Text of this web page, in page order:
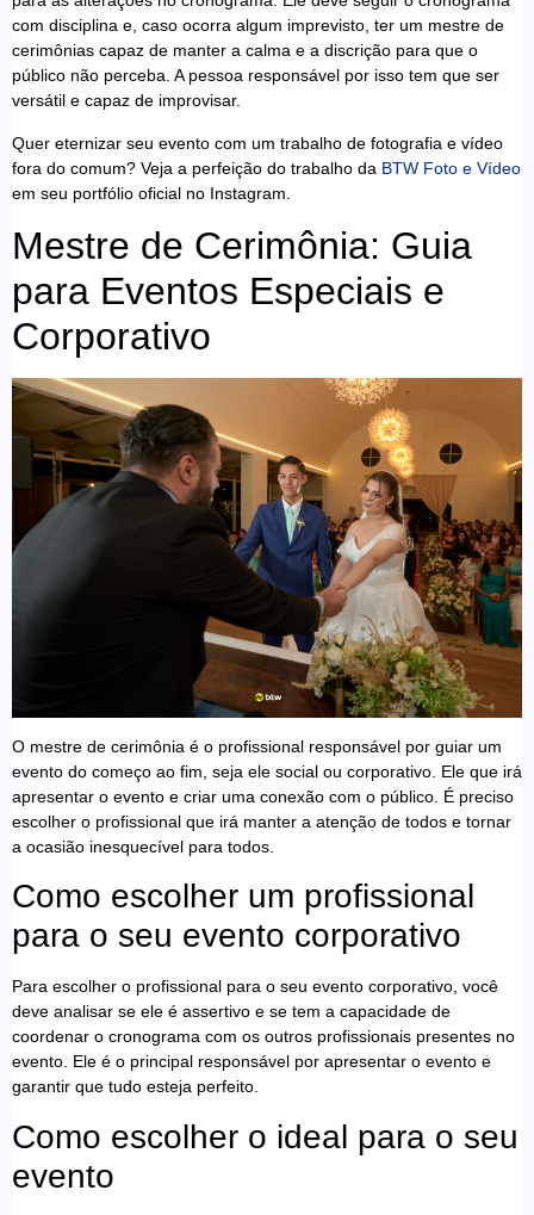
com disciplina e, caso ocorra algum imprevisto, ter um mestre de
cerimônias capaz de manter a calma e a discrição para que o
público não perceba. A pessoa responsável por isso tem que ser
versátil e capaz de improvisar.
Quer eternizar seu evento com um trabalho de fotografia e vídeo
fora do comum? Veja a perfeição do trabalho da BTW Foto e Vídeo
em seu portfólio oficial no Instagram.
Mestre de Cerimônia: Guia
para Eventos Especiais e
Corporativo
O mestre de cerimônia é o profissional responsável por guiar um
evento do começo ao fim, seja ele social ou corporativo. Ele que irá
apresentar o evento e criar uma conexão com o público. É preciso
escolher o profissional que irá manter a atenção de todos e tornar
a ocasião inesquecível para todos.
Como escolher um profissional
para o seu evento corporativo
Para escolher o profissional para o seu evento corporativo, você
deve analisar se ele é assertivo e se tem a capacidade de
coordenar o cronograma com os outros profissionais presentes no
evento. Ele é o principal responsável por apresentar o evento e
garantir que tudo esteja perfeito.
Como escolher o ideal para o seu
evento